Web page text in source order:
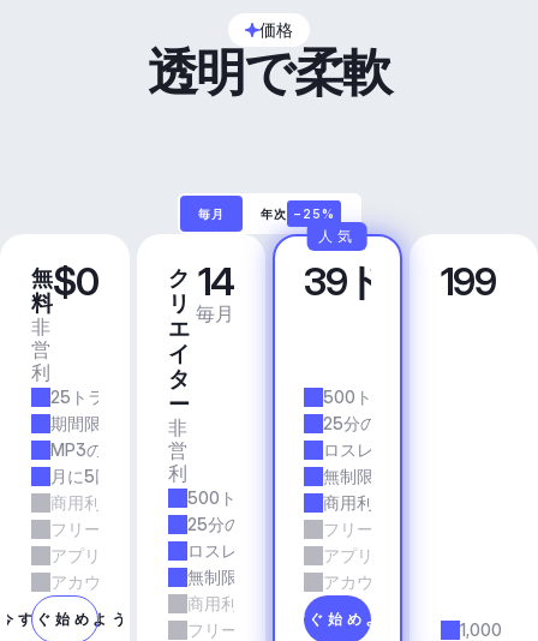
価格
透明で柔軟
毎月 年次 −25%
無
料
非
営
利
$0
25トラック/月
期間限定
MP3の品質
月に5回のダウンロード
商用利用
フリーランスとエージェンシーの仕事
アプリとサービス
アカウントマネージャーのサポート
今すぐ始めよう
ク
リ
エ
イ
タ
ー
非
営
利
14
毎月
500トラック/月
25分の所要時間
ロスレス品質
無制限のダウンロード
商用利用
フリーランスとエージェンシーの仕事
プ
ロ
39ドル
500トラック/月
25分の所要時間
ロスレス品質
無制限のダウンロード
商用利用
フリーランスとエージェン
アプリとサービス
アカウントマネージャーの
今すぐ始めよう
人気
ビ
ジ
199
1,000ト